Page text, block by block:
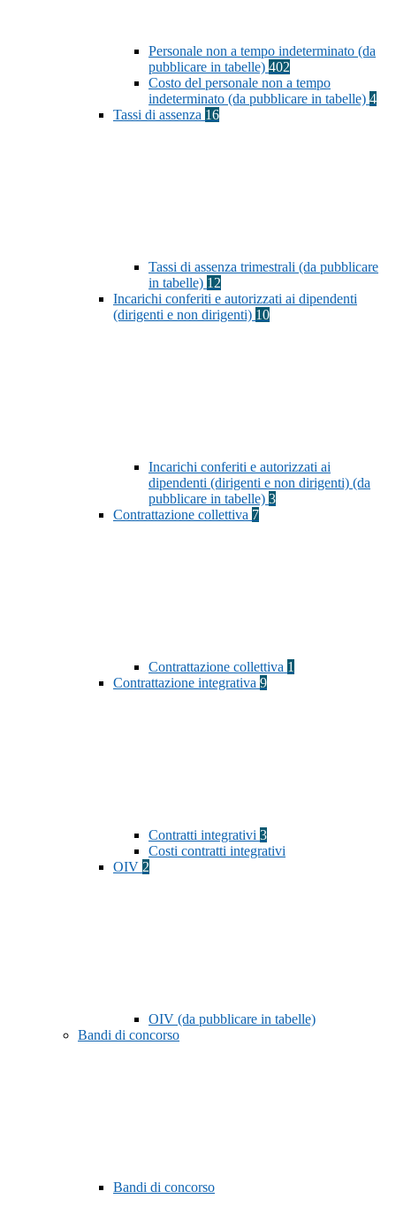
Personale non a tempo indeterminato (da
pubblicare in tabelle) 402
Costo del personale non a tempo
indeterminato (da pubblicare in tabelle) 4
Tassi di assenza 16
Tassi di assenza trimestrali (da pubblicare
in tabelle) 12
Incarichi conferiti e autorizzati ai dipendenti
(dirigenti e non dirigenti) 10
Incarichi conferiti e autorizzati ai
dipendenti (dirigenti e non dirigenti) (da
pubblicare in tabelle) 3
Contrattazione collettiva 7
Contrattazione collettiva 1
Contrattazione integrativa 9
Contratti integrativi 3
Costi contratti integrativi
OIV 2
OIV (da pubblicare in tabelle)
Bandi di concorso
Bandi di concorso